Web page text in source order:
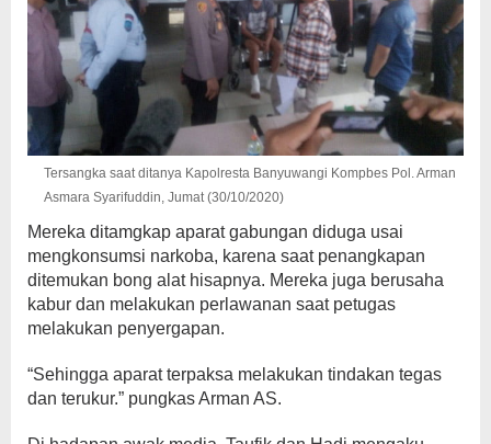
Tersangka saat ditanya Kapolresta Banyuwangi Kompbes Pol. Arman
Asmara Syarifuddin, Jumat (30/10/2020)
Mereka ditamgkap aparat gabungan diduga usai
mengkonsumsi narkoba, karena saat penangkapan
ditemukan bong alat hisapnya. Mereka juga berusaha
kabur dan melakukan perlawanan saat petugas
melakukan penyergapan.
“Sehingga aparat terpaksa melakukan tindakan tegas
dan terukur.” pungkas Arman AS.